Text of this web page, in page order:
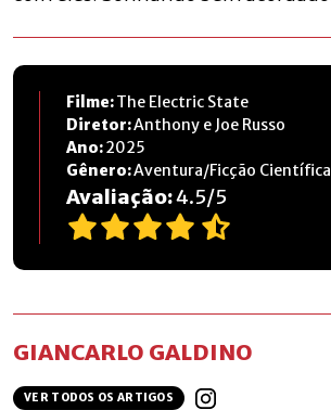
Filme:The Electric State
Diretor:Anthony e Joe Russo
Ano:2025
Gênero:Aventura/Ficção Científica
Avaliação:4.5/5
GIANCARLO GALDINO
VER TODOS OS ARTIGOS